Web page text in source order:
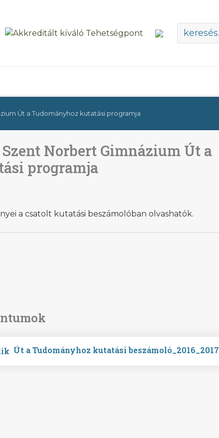
Út a Tudományhoz kutatási programja
Norbert Gimnázium Út a
programja
a csatolt kutatási beszámolóban olvashatók.
Út a Tudományhoz kutatási beszámoló_2016_2017